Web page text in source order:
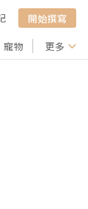
開始撰寫
寵物 行山 打卡
更多